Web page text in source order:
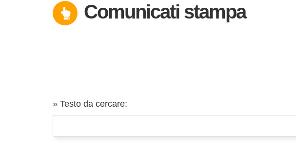
Comunicati stampa
» Testo da cercare: